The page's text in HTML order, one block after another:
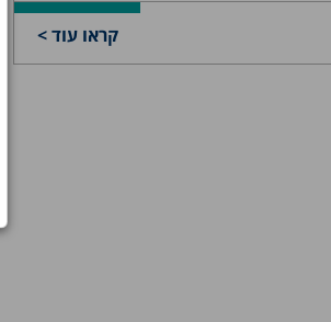
קראו עוד >